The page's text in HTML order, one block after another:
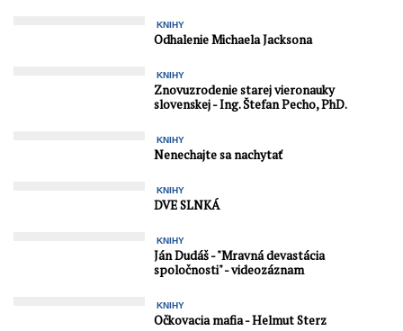
KNIHY
Odhalenie Michaela Jacksona
KNIHY
Znovuzrodenie starej vieronauky
slovenskej - Ing. Štefan Pecho, PhD.
KNIHY
Nenechajte sa nachytať
KNIHY
DVE SLNKÁ
KNIHY
Ján Dudáš - "Mravná devastácia
spoločnosti" - videozáznam
KNIHY
Očkovacia mafia - Helmut Sterz